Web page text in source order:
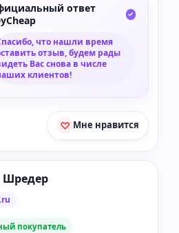
ответ
что нашли время
отзыв, будем рады
Вас снова в числе
клиентов!
Мне нравится
Шредер
покупатель